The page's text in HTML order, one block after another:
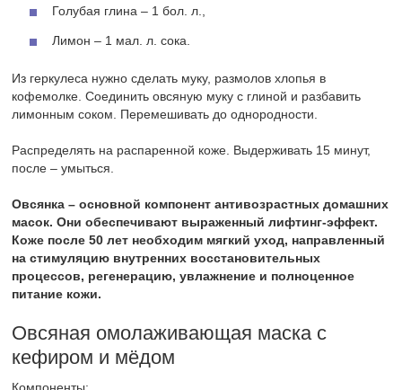
Голубая глина – 1 бол. л.,
Лимон – 1 мал. л. сока.
Из геркулеса нужно сделать муку, размолов хлопья в
кофемолке. Соединить овсяную муку с глиной и разбавить
лимонным соком. Перемешивать до однородности.
Распределять на распаренной коже. Выдерживать 15 минут,
после – умыться.
Овсянка – основной компонент антивозрастных домашних
масок. Они обеспечивают выраженный лифтинг-эффект.
Коже после 50 лет необходим мягкий уход, направленный
на стимуляцию внутренних восстановительных
процессов, регенерацию, увлажнение и полноценное
питание кожи.
Овсяная омолаживающая маска с
кефиром и мёдом